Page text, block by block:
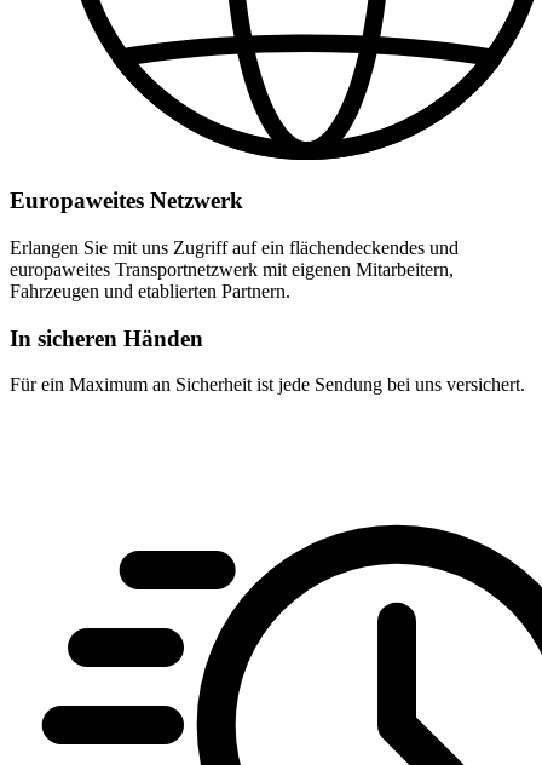
Europaweites Netzwerk
Erlangen Sie mit uns Zugriff auf ein flächendeckendes und
europaweites Transportnetzwerk mit eigenen Mitarbeitern,
Fahrzeugen und etablierten Partnern.
In sicheren Händen
Für ein Maximum an Sicherheit ist jede Sendung bei uns versichert.